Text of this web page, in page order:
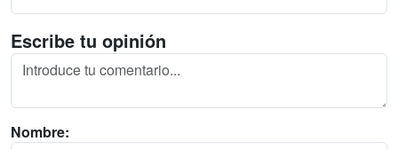
Escribe tu opinión
Nombre: